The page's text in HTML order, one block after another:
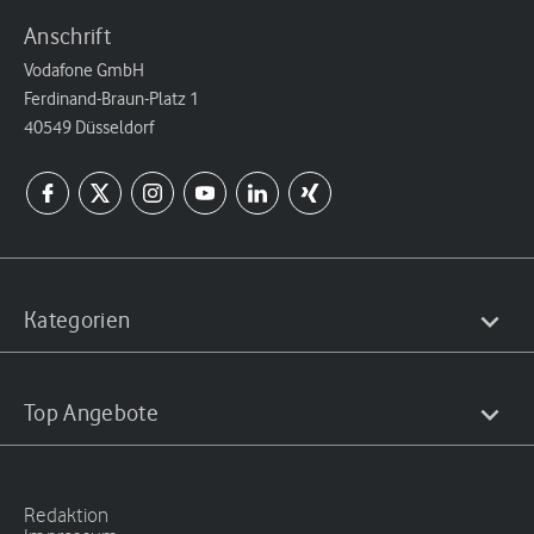
Anschrift
Vodafone GmbH
Ferdinand-Braun-Platz 1
40549 Düsseldorf
Kategorien
Top Angebote
Redaktion